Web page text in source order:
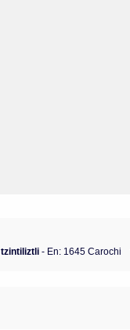
tzintiliztli- En: 1645 Carochi